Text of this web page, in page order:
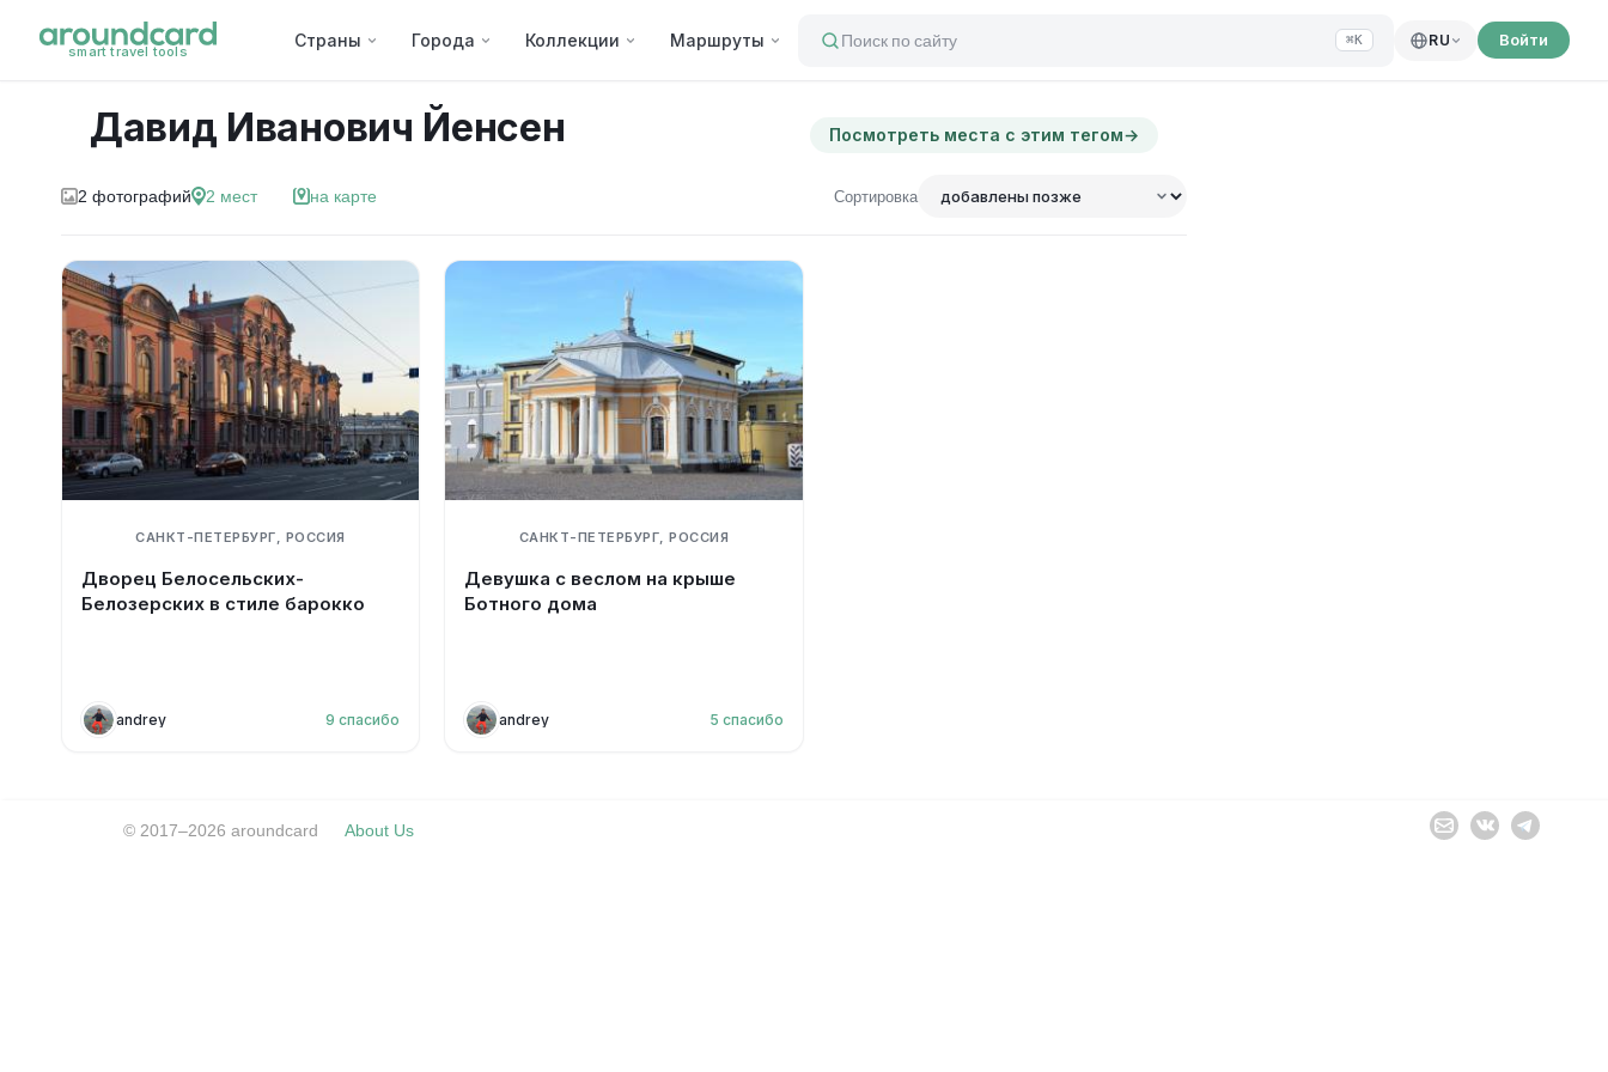
smart travel tools
Страны Города Коллекции Маршруты Поиск по сайту ⌘K RU Войти
Давид Иванович Йенсен Посмотреть места с этим тегом→
2 фотографий 2 мест на карте Сортировка
САНКТ-ПЕТЕРБУРГ, РОССИЯ
Дворец Белосельских-
Белозерских в стиле барокко
andrey 9 спасибо
САНКТ-ПЕТЕРБУРГ, РОССИЯ
Девушка с веслом на крыше
Ботного дома
andrey 5 спасибо
© 2017–2026 aroundcard About Us